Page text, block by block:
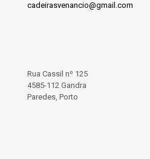
cadeirasvenancio@gmail.com
Rua Cassil nº 125
4585-112 Gandra
Paredes, Porto